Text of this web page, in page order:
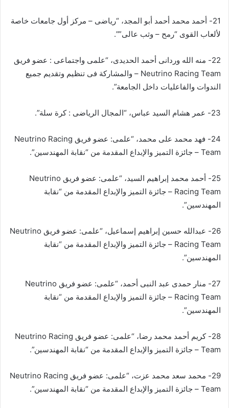
21- أحمد محمد أحمد أبو المجد، “رياضى – مركز أول جامعات خاصة
لألعاب القوى “رمح – وثب عالى””.
22- منه الله وردانى أحمد الحديدى، “علمى واجتماعى : عضو فريق
Neutrino Racing Team – والمشاركة فى تنظيم وتقديم جميع
الندوات والفاعليات داخل الجامعة”.
23- عمر هشام السيد عباس، “المجال الرياضى : كرة سلة”.
24- فهد محمد علی محمد، “علمى: عضو فريق Neutrino Racing
Team – جائزة التميز والإبداع المقدمة من “نقابة المهندسين”.
25- أحمد محمد إبراهيم السيد، “علمى: عضو فريق Neutrino
Racing Team – جائزة التميز والإبداع المقدمة من “نقابة
المهندسين”.
26- عبدالله حسين إبراهيم إسماعيل، “علمى: عضو فريق Neutrino
Racing Team – جائزة التميز والإبداع المقدمة من “نقابة
المهندسين”.
27- منار حمدى عبد النبى أحمد، “علمى: عضو فريق Neutrino
Racing Team – جائزة التميز والإبداع المقدمة من “نقابة
المهندسين”.
28- كريم أحمد محمد رضا، “علمى: عضو فريق Neutrino Racing
Team – جائزة التميز والإبداع المقدمة من “نقابة المهندسين”.
29- محمد سعد محمد عزت، “علمى: عضو فريق Neutrino Racing
Team – جائزة التميز والإبداع المقدمة من “نقابة المهندسين”.